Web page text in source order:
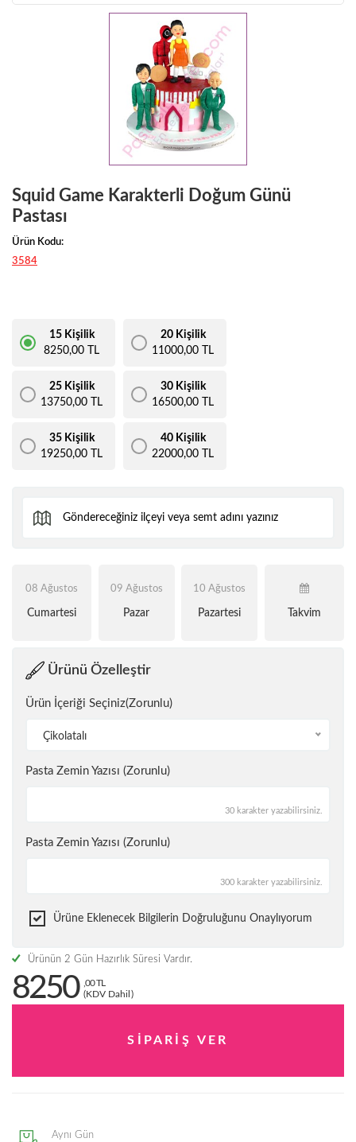
Squid Game Karakterli Doğum Günü
Pastası
Ürün Kodu:
3584
15 Kişilik
8250,00 TL
20 Kişilik
11000,00 TL
25 Kişilik
13750,00 TL
30 Kişilik
16500,00 TL
35 Kişilik
19250,00 TL
40 Kişilik
22000,00 TL
08 Ağustos
Cumartesi
09 Ağustos
Pazar
10 Ağustos
Pazartesi Takvim
Ürünü Özelleştir
Ürün İçeriği Seçiniz(Zorunlu)
Çikolatalı
Pasta Zemin Yazısı (Zorunlu)
30 karakter yazabilirsiniz.
Pasta Zemin Yazısı (Zorunlu)
300 karakter yazabilirsiniz.
Ürüne Eklenecek Bilgilerin Doğruluğunu Onaylıyorum
Ürünün 2 Gün Hazırlık Süresi Vardır.
8250
,00 TL
(KDV Dahil)
Aynı Gün